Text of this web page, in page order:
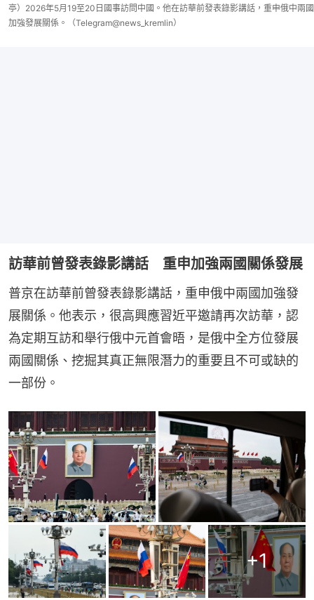
亭）2026年5月19至20日國事訪問中國。他在訪華前發表錄影講話，重申俄中兩國
加強發展關係。（Telegram@news_kremlin）
訪華前曾發表錄影講話 重申加強兩國關係發展
普京在訪華前曾發表錄影講話，重申俄中兩國加強發
展關係。他表示，很高興應習近平邀請再次訪華，認
為定期互訪和舉行俄中元首會晤，是俄中全方位發展
兩國關係、挖掘其真正無限潛力的重要且不可或缺的
一部份。
+1